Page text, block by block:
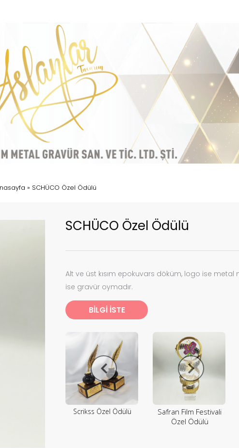
» SCHÜCO Özel Ödülü
SCHÜCO Özel Ödülü
Alt ve üst kısım epokuvars döküm, logo ise metal
ise gravür oymadır.
BİLGİ İSTE
Scrikss Özel Ödülü
Safran Film Festivali
Özel Ödülü